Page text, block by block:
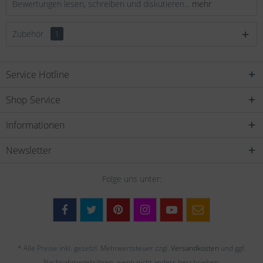
Bewertungen lesen, schreiben und diskutieren... mehr
Zubehör 1
Service Hotline
Shop Service
Informationen
Newsletter
Folge uns unter:
* Alle Preise inkl. gesetzl. Mehrwertsteuer zzgl. Versandkosten und ggf.